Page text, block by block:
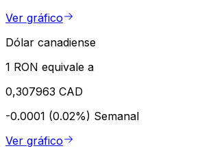
Ver gráfico
Dólar canadiense
1 RON equivale a
0,307963 CAD
-0.0001 (0.02%) Semanal
Ver gráfico